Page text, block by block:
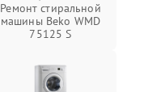
Ремонт стиральной
машины Beko WMD
75125 S